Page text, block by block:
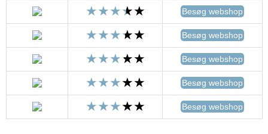
Besøg webshop
Besøg webshop
Besøg webshop
Besøg webshop
Besøg webshop